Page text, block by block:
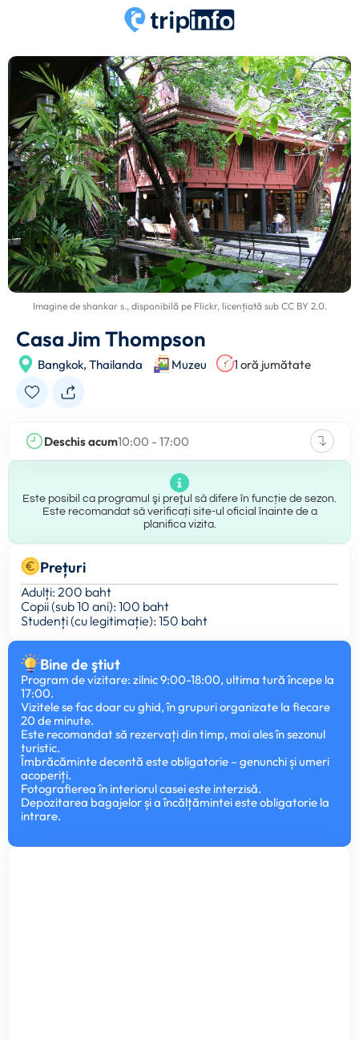
Imagine de shankar s., disponibilă pe Flickr, licențiată sub CC BY 2.0.
Casa Jim Thompson
Bangkok, Thailanda Muzeu 1 oră jumătate
Deschis acum10:00 - 17:00
Este posibil ca programul şi preţul să difere în funcție de sezon.
Este recomandat să verificați site-ul oficial înainte de a
planifica vizita.
Prețuri
Adulți: 200 baht
Copii (sub 10 ani): 100 baht
Studenți (cu legitimație): 150 baht
Bine de ştiut
Program de vizitare: zilnic 9:00-18:00, ultima tură începe la
17:00.
Vizitele se fac doar cu ghid, în grupuri organizate la fiecare
20 de minute.
Este recomandat să rezervați din timp, mai ales în sezonul
turistic.
Îmbrăcăminte decentă este obligatorie – genunchi și umeri
acoperiți.
Fotografierea în interiorul casei este interzisă.
Depozitarea bagajelor și a încălțămintei este obligatorie la
intrare.